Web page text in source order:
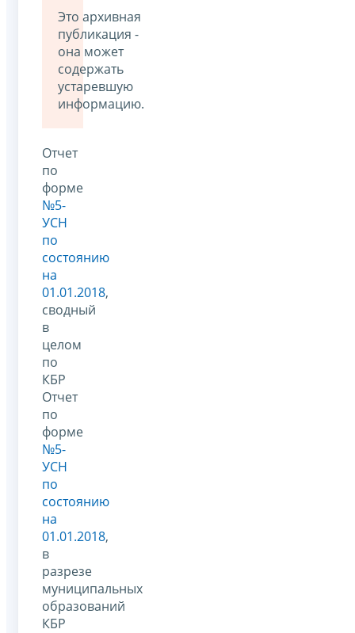
Это архивная
публикация -
она может
содержать
устаревшую
информацию.
Отчет
по
форме
№5-
УСН
по
состоянию
на
01.01.2018,
сводный
в
целом
по
КБР
Отчет
по
форме
№5-
УСН
по
состоянию
на
01.01.2018,
в
разрезе
муниципальных
образований
КБР